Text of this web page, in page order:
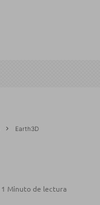
Earth3D
1 Minuto de lectura